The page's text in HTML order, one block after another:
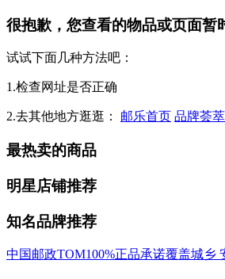
很抱歉，您查看的物品或页面暂
试试下面几种方法吧：
1.检查网址是否正确
2.去其他地方逛逛： 邮乐首页 品牌荟萃
最热卖的商品
明星店铺推荐
知名品牌推荐
中国邮政TOM100%正品承诺覆盖城乡